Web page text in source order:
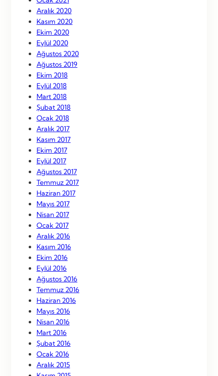
Aralık 2020
Kasım 2020
Ekim 2020
Eylül 2020
Ağustos 2020
Ağustos 2019
Ekim 2018
Eylül 2018
Mart 2018
Şubat 2018
Ocak 2018
Aralık 2017
Kasım 2017
Ekim 2017
Eylül 2017
Ağustos 2017
Temmuz 2017
Haziran 2017
Mayıs 2017
Nisan 2017
Ocak 2017
Aralık 2016
Kasım 2016
Ekim 2016
Eylül 2016
Ağustos 2016
Temmuz 2016
Haziran 2016
Mayıs 2016
Nisan 2016
Mart 2016
Şubat 2016
Ocak 2016
Aralık 2015